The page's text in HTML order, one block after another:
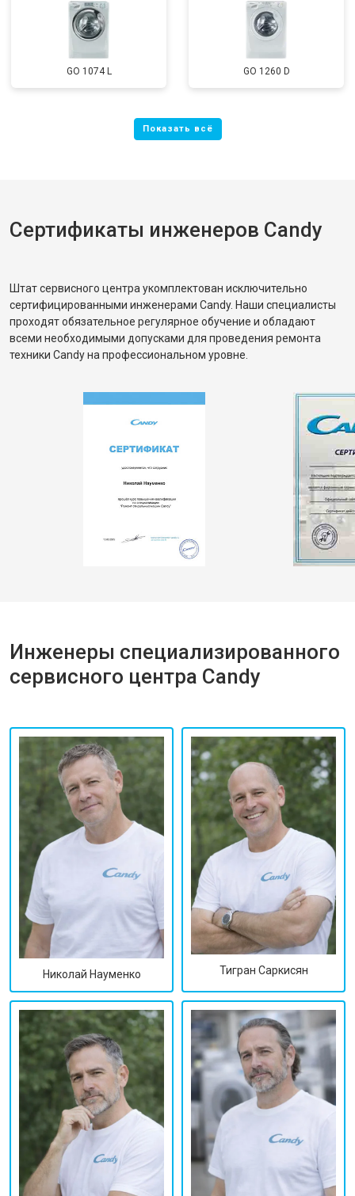
GO 1074 L GO 1260 D
Сертификаты инженеров Candy
Штат сервисного центра укомплектован исключительно
сертифицированными инженерами Candy. Наши специалисты
проходят обязательное регулярное обучение и обладают
всеми необходимыми допусками для проведения ремонта
техники Candy на профессиональном уровне.
Инженеры специализированного
сервисного центра Candy
Николай Науменко Тигран Саркисян